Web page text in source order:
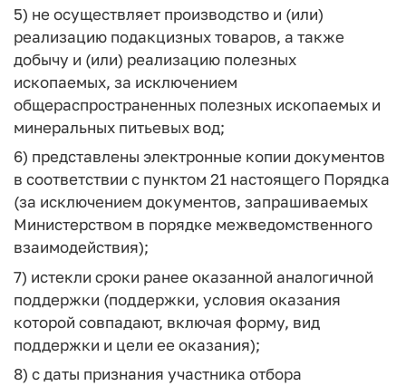
5) не осуществляет производство и (или)
реализацию подакцизных товаров, а также
добычу и (или) реализацию полезных
ископаемых, за исключением
общераспространенных полезных ископаемых и
минеральных питьевых вод;
6) представлены электронные копии документов
в соответствии с пунктом 21 настоящего Порядка
(за исключением документов, запрашиваемых
Министерством в порядке межведомственного
взаимодействия);
7) истекли сроки ранее оказанной аналогичной
поддержки (поддержки, условия оказания
которой совпадают, включая форму, вид
поддержки и цели ее оказания);
8) с даты признания участника отбора